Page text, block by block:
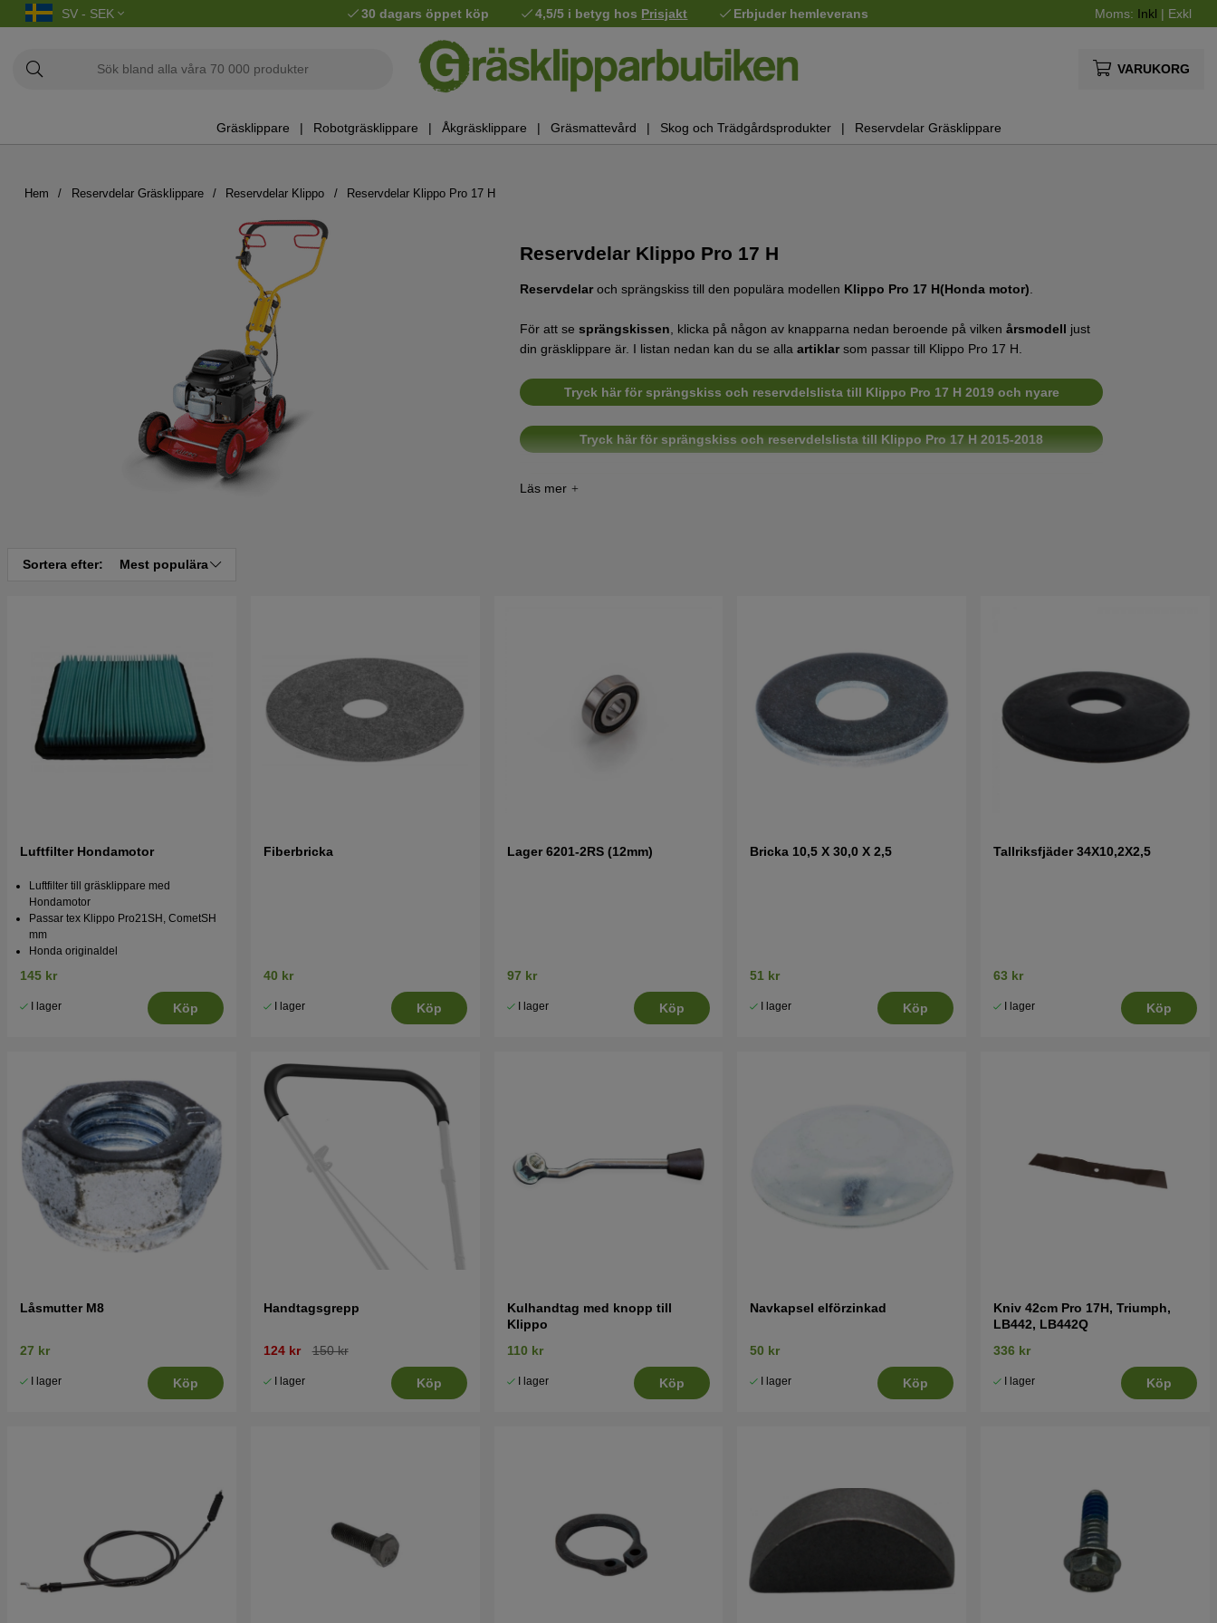
SV - SEK 30 dagars öppet köp 4,5/5 i betyg hos Prisjakt Erbjuder hemleverans Moms: Inkl | Exkl
VARUKORG
Gräsklippare Robotgräsklippare Åkgräsklippare Gräsmattevård Skog och Trädgårdsprodukter Reservdelar Gräsklippare
Hem Reservdelar Gräsklippare Reservdelar Klippo Reservdelar Klippo Pro 17 H
Reservdelar Klippo Pro 17 H
Reservdelaroch sprängskiss till den populära modellen Klippo Pro 17 H(Honda motor).
För att se sprängskissen, klicka på någon av knapparna nedan beroende på vilken årsmodell just
din gräsklippare är. I listan nedan kan du se alla artiklarsom passar till Klippo Pro 17 H.
Tryck här för sprängskiss och reservdelslista till Klippo Pro 17 H 2019 och nyare
Tryck här för sprängskiss och reservdelslista till Klippo Pro 17 H 2015-2018
Sortera efter: Mest populära
Luftfilter Hondamotor
Luftfilter till gräsklippare med
Hondamotor
Passar tex Klippo Pro21SH, CometSH
mm
Honda originaldel
145 kr
I lager Köp
Fiberbricka
40 kr
I lager Köp
Lager 6201-2RS (12mm)
97 kr
I lager Köp
Bricka 10,5 X 30,0 X 2,5
51 kr
I lager Köp
Tallriksfjäder 34X10,2X2,5
63 kr
I lager Köp
Låsmutter M8
27 kr
I lager Köp
Handtagsgrepp
124 kr 150 kr
I lager Köp
Kulhandtag med knopp till
Klippo
110 kr
I lager Köp
Navkapsel elförzinkad
50 kr
I lager Köp
Kniv 42cm Pro 17H, Triumph,
LB442, LB442Q
336 kr
I lager Köp